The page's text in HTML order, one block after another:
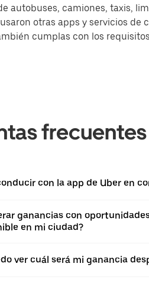
autobuses, camiones, taxis,
otras apps y servicios
cumplas con los
frecuentes
con la app de Uber en
ganancias con
en mi ciudad?
ver cuál será mi ganancia